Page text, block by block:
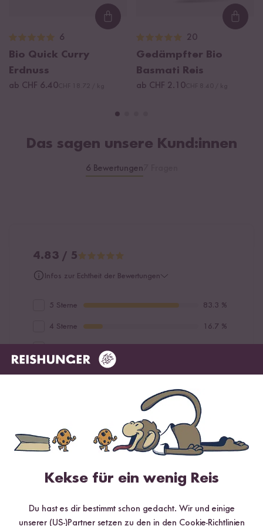
Loading...
6
Bio Quick Curry
Erdnuss
ab CHF 6.40
20
Gedämpfter Bio
Basmati Reis
ab CHF 2.10
Das sagen unsere Kund:innen
6 Bewertungen
4.83 / 5
Infos zur Echtheit der Bewertungen
5 Sterne 83.3 %
4 Sterne 16.7 %
Bewerte dieses Produkt
HilfreichsteNeuesteHöchste BewertungNiedrigste Bewertung
Kekse für ein wenig Reis
Du hast es dir bestimmt schon gedacht. Wir und einige
unserer (US-)Partner setzen zu den in den Cookie-Richtlinien